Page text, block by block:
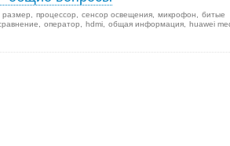
размер процессор сенсор освещения микрофон
битые
оператор hdmi общая информация huawei